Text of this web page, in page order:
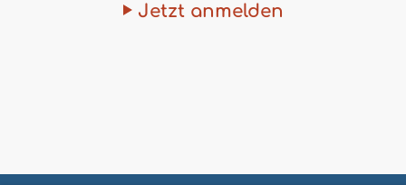
Jetzt anmelden